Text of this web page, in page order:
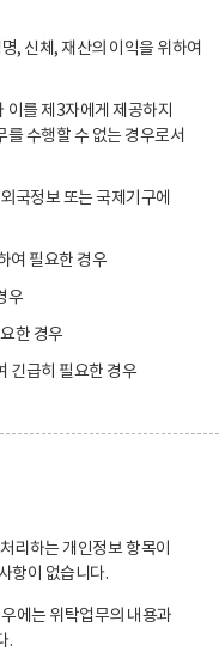
, 신체, 재산의 이익을 위하여
이를 제3자에게 제공하지
수행할 수 없는 경우로서
국정보 또는 국제기구에
여 필요한 경우
우
한 경우
긴급히 필요한 경우
리하는 개인정보 항목이
항이 없습니다.
에는 위탁업무의 내용과
.